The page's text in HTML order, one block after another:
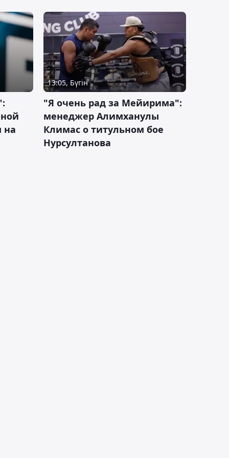
на
13:05, Бүгін
"Я очень рад за Мейирима":
менеджер Алимханулы
Климас о титульном бое
Нурсултанова